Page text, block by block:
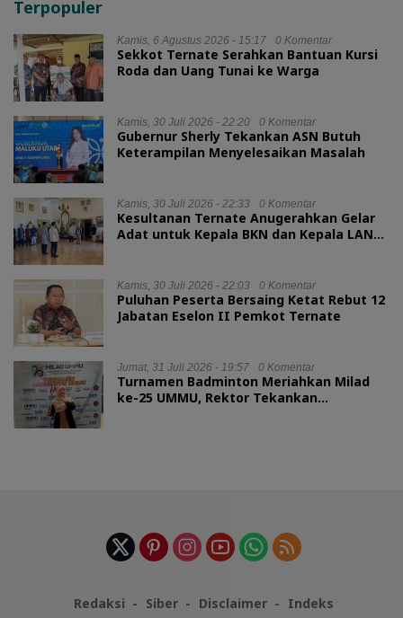
Terpopuler
Kamis, 6 Agustus 2026 - 15:17 0 Komentar
Sekkot Ternate Serahkan Bantuan Kursi
Roda dan Uang Tunai ke Warga
Kamis, 30 Juli 2026 - 22:20 0 Komentar
Gubernur Sherly Tekankan ASN Butuh
Keterampilan Menyelesaikan Masalah
Kamis, 30 Juli 2026 - 22:33 0 Komentar
Kesultanan Ternate Anugerahkan Gelar
Adat untuk Kepala BKN dan Kepala LAN
Kamis, 30 Juli 2026 - 22:03 0 Komentar
Puluhan Peserta Bersaing Ketat Rebut 12
Jabatan Eselon II Pemkot Ternate
Jumat, 31 Juli 2026 - 19:57 0 Komentar
Turnamen Badminton Meriahkan Milad
ke-25 UMMU, Rektor Tekankan
Redaksi Siber Disclaimer Indeks